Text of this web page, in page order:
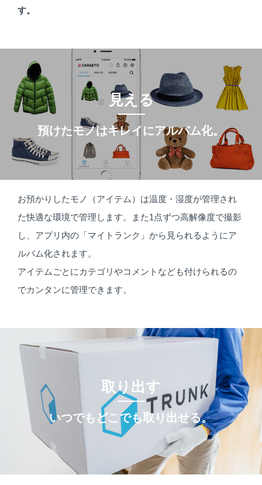
す。
見える
預けたモノはキレイにアルバム化。
お預かりしたモノ（アイテム）は温度・湿度が管理され
た快適な環境で管理します。また1点ずつ高解像度で撮影
し、アプリ内の「マイトランク」から見られるようにア
ルバム化されます。
アイテムごとにカテゴリやコメントなども付けられるの
でカンタンに管理できます。
取り出す
いつでもどこでも取り出せる。